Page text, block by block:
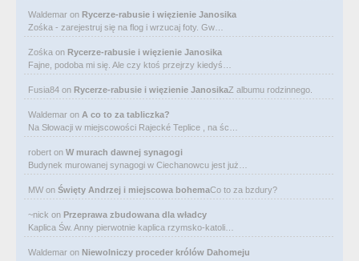
Waldemar on Rycerze-rabusie i więzienie Janosika
Zośka - zarejestruj się na flog i wrzucaj foty. Gw…
Zośka on Rycerze-rabusie i więzienie Janosika
Fajne, podoba mi się. Ale czy ktoś przejrzy kiedyś…
Fusia84 on Rycerze-rabusie i więzienie JanosikaZ albumu rodzinnego.
Waldemar on A co to za tabliczka?
Na Słowacji w miejscowości Rajecké Teplice , na śc…
robert on W murach dawnej synagogi
Budynek murowanej synagogi w Ciechanowcu jest już…
MW on Święty Andrzej i miejscowa bohemaCo to za bzdury?
~nick on Przeprawa zbudowana dla władcy
Kaplica Św. Anny pierwotnie kaplica rzymsko-katoli…
Waldemar on Niewolniczy proceder królów Dahomeju